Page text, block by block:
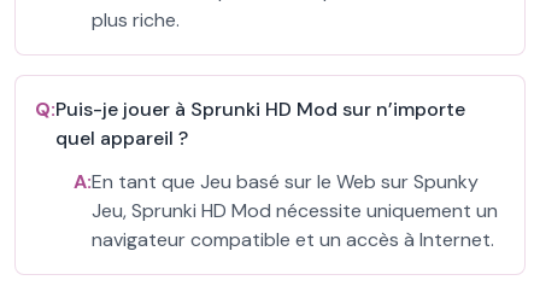
plus riche.
Q:Puis-je jouer à Sprunki HD Mod sur n’importe
quel appareil ?
A:En tant que Jeu basé sur le Web sur Spunky
Jeu, Sprunki HD Mod nécessite uniquement un
navigateur compatible et un accès à Internet.